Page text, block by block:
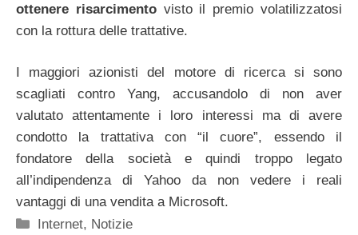
ottenere risarcimentovisto il premio volatilizzatosi
con la rottura delle trattative.
I maggiori azionisti del motore di ricerca si sono
scagliati contro Yang, accusandolo di non aver
valutato attentamente i loro interessi ma di avere
condotto la trattativa con “il cuore”, essendo il
fondatore della società e quindi troppo legato
all’indipendenza di Yahoo da non vedere i reali
vantaggi di una vendita a Microsoft.
Categorie
Internet, Notizie